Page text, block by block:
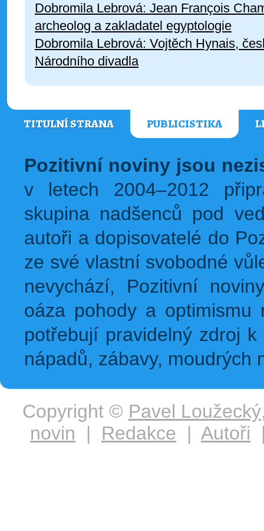
Dobromila Lebrová: Jean François
archeolog a zakladatel egyptologie
Dobromila Lebrová: Vojtěch Hynais,
Národního divadla
TITULNÍ STRANA PUBLICISTIKA
Pozitivní noviny jsou
v letech 2004–2012
skupina nadšenců pod
autoři a dopisovatelé do
ze své vlastní svobodné
nevychází, Pozitivní
oáza pohody a
potřebují pravidelný zdroj
nápadů, zábavy, moudrých
Copyright © Pavel Loužecký
novin | Redakce | Autoři